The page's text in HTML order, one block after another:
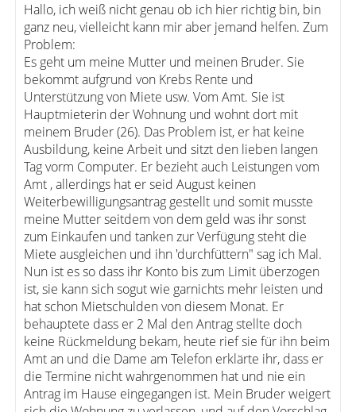
Hallo, ich weiß nicht genau ob ich hier richtig bin, bin
ganz neu, vielleicht kann mir aber jemand helfen. Zum
Problem:
Es geht um meine Mutter und meinen Bruder. Sie
bekommt aufgrund von Krebs Rente und
Unterstützung von Miete usw. Vom Amt. Sie ist
Hauptmieterin der Wohnung und wohnt dort mit
meinem Bruder (26). Das Problem ist, er hat keine
Ausbildung, keine Arbeit und sitzt den lieben langen
Tag vorm Computer. Er bezieht auch Leistungen vom
Amt , allerdings hat er seid August keinen
Weiterbewilligungsantrag gestellt und somit musste
meine Mutter seitdem von dem geld was ihr sonst
zum Einkaufen und tanken zur Verfügung steht die
Miete ausgleichen und ihn 'durchfüttern" sag ich Mal.
Nun ist es so dass ihr Konto bis zum Limit überzogen
ist, sie kann sich sogut wie garnichts mehr leisten und
hat schon Mietschulden von diesem Monat. Er
behauptete dass er 2 Mal den Antrag stellte doch
keine Rückmeldung bekam, heute rief sie für ihn beim
Amt an und die Dame am Telefon erklärte ihr, dass er
die Termine nicht wahrgenommen hat und nie ein
Antrag im Hause eingegangen ist. Mein Bruder weigert